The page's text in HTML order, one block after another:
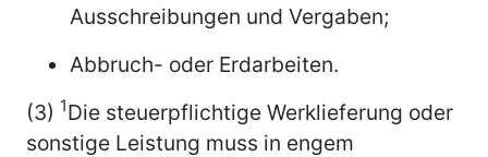
Ausschreibungen und Vergaben;
Abbruch- oder Erdarbeiten.
(3) 1Die steuerpflichtige Werklieferung oder
sonstige Leistung muss in engem